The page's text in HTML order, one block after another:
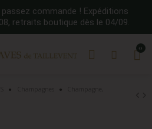
passez commande ! Expéditions
retraits boutique dès le 04/09.